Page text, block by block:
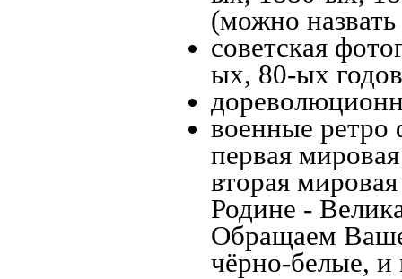
(можно
советская
ых, 80-ых
военные ретро
первая
вторая
Родине -
Обращаем
чёрно-белые, и